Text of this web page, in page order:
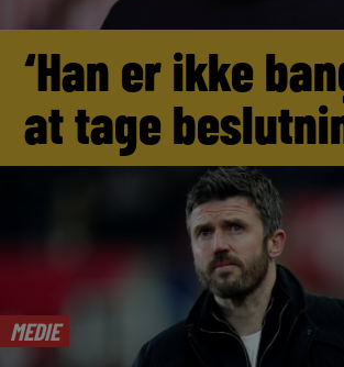
‘Han er ikke
at tage
MEDIE